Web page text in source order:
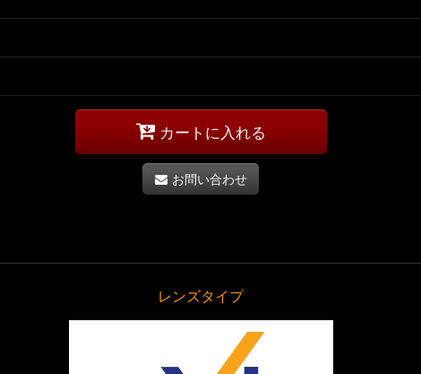
カートに入れる
お問い合わせ
レンズタイプ